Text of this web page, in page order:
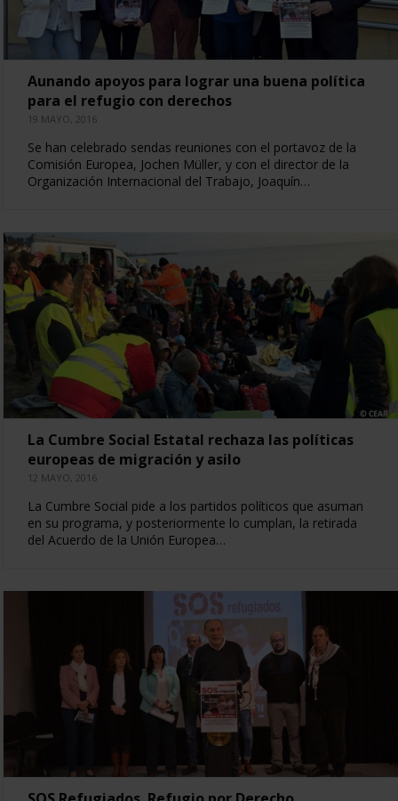
Aunando apoyos para lograr una buena política
para el refugio con derechos
19 MAYO, 2016
Se han celebrado sendas reuniones con el portavoz de la
Comisión Europea, Jochen Müller, y con el director de la
Organización Internacional del Trabajo, Joaquín…
La Cumbre Social Estatal rechaza las políticas
europeas de migración y asilo
12 MAYO, 2016
La Cumbre Social pide a los partidos políticos que asuman
en su programa, y posteriormente lo cumplan, la retirada
del Acuerdo de la Unión Europea…